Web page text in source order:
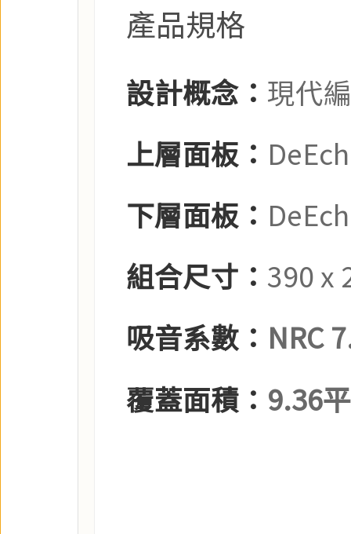
產品規格
設計概念： 現代
上層面板：
下層面板：
組合尺寸： 390 x
吸音系數： NRC
覆蓋面積： 9.36